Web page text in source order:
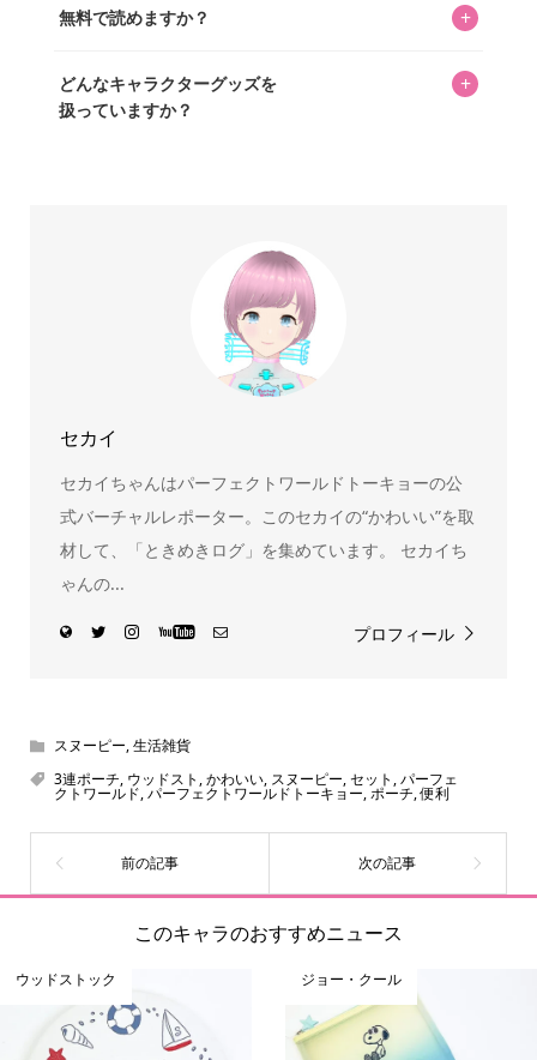
いをお届けすることは保証します。なお、記事内に価格は
め、正確な情報をお伝えできないからです。
無料で読めますか？ +
どんなキャラクターグッズを
扱っていますか？
+
ーをいち早く皆さんにお届けすることも、私たちの使命の
セカイ
セカイちゃんはパーフェクトワールドトーキョーの公
式バーチャルレポーター。このセカイの“かわいい”を取
材して、「ときめきログ」を集めています。 セカイち
ゃんの...
プロフィール
スヌーピー,生活雑貨
3連ポーチ, ウッドスト ,かわいい, スヌーピー,セット ,パーフェ
クトワールド,パーフェクトワールドトーキョー,ポーチ,便利
このキャラのおすすめニュース
ウッドストック ジョー・クール